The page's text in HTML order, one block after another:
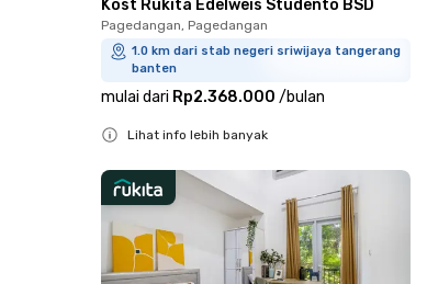
Kost Rukita Edelweis Studento BSD
Pagedangan, Pagedangan
1.0 km dari stab negeri sriwijaya tangerang
banten
mulai dari Rp2.368.000 /bulan
Lihat info lebih banyak